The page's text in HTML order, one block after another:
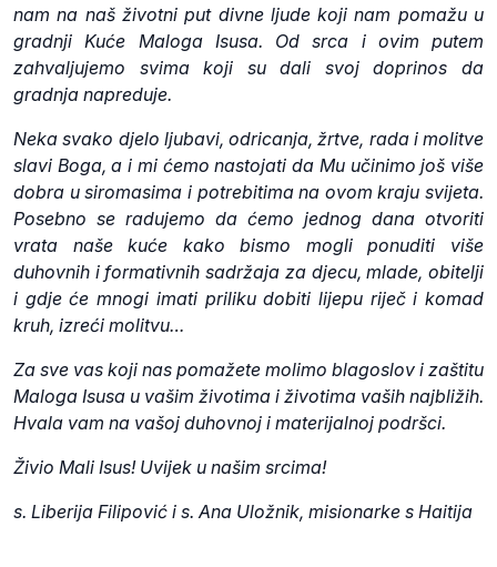
nam na naš životni put divne ljude koji nam pomažu u
gradnji Kuće Maloga Isusa. Od srca i ovim putem
zahvaljujemo svima koji su dali svoj doprinos da
gradnja napreduje.
Neka svako djelo ljubavi, odricanja, žrtve, rada i molitve
slavi Boga, a i mi ćemo nastojati da Mu učinimo još više
dobra u siromasima i potrebitima na ovom kraju svijeta.
Posebno se radujemo da ćemo jednog dana otvoriti
vrata naše kuće kako bismo mogli ponuditi više
duhovnih i formativnih sadržaja za djecu, mlade, obitelji
i gdje će mnogi imati priliku dobiti lijepu riječ i komad
kruh, izreći molitvu…
Za sve vas koji nas pomažete molimo blagoslov i zaštitu
Maloga Isusa u vašim životima i životima vaših najbližih.
Hvala vam na vašoj duhovnoj i materijalnoj podršci.
Živio Mali Isus! Uvijek u našim srcima!
s. Liberija Filipović i s. Ana Uložnik, misionarke s Haitija